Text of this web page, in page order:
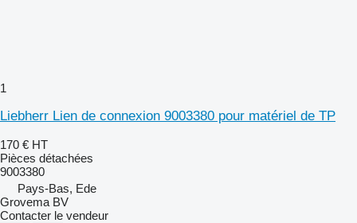
1
Liebherr Lien de connexion 9003380 pour matériel de TP
170 € HT
Pièces détachées
9003380
Pays-Bas, Ede
Grovema BV
Contacter le vendeur